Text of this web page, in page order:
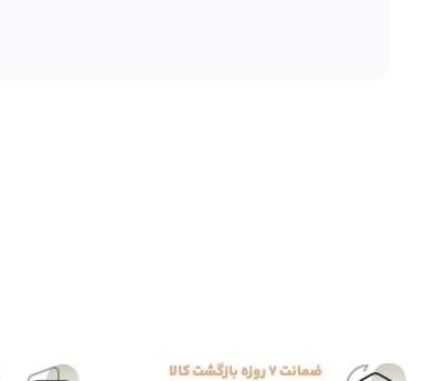
ضمانت 7 روزه بازگشت کالا